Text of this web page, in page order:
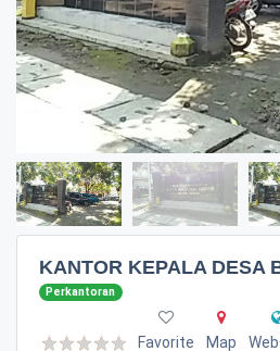
KANTOR KEPALA DESA
Perkantoran
Favorite Map